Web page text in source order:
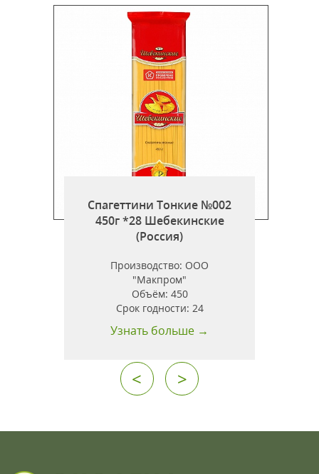
Спагеттини Тонкие №002
450г *28 Шебекинские
(Россия)
Производство: ООО
"Макпром"
Объём: 450
Срок годности: 24
Узнать больше →
< >